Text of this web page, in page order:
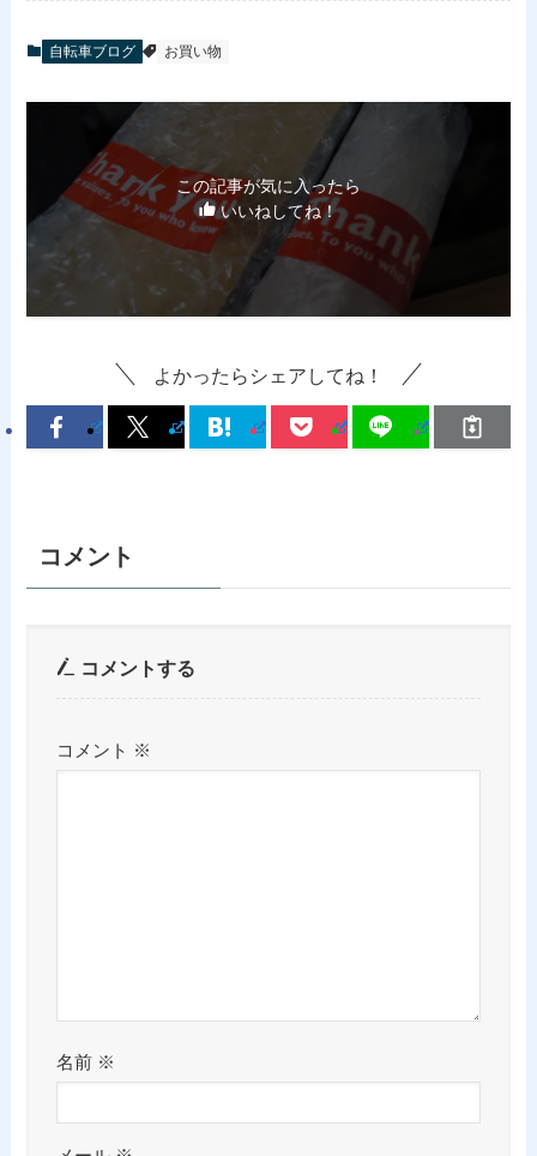
自転車ブログ お買い物
この記事が気に入ったら
いいねしてね！
よかったらシェアしてね！
コメント
コメントする
コメント ※
名前 ※